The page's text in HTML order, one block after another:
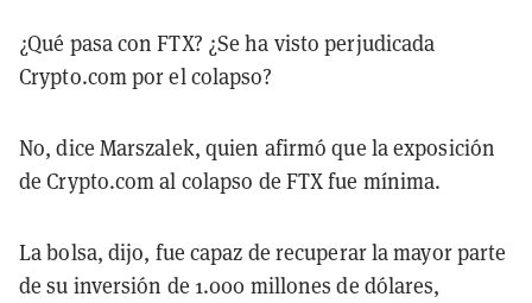
¿Qué pasa con FTX? ¿Se ha visto perjudicada
Crypto.com por el colapso?
No, dice Marszalek, quien afirmó que la exposición
de Crypto.com al colapso de FTX fue mínima.
La bolsa, dijo, fue capaz de recuperar la mayor parte
de su inversión de 1.000 millones de dólares,